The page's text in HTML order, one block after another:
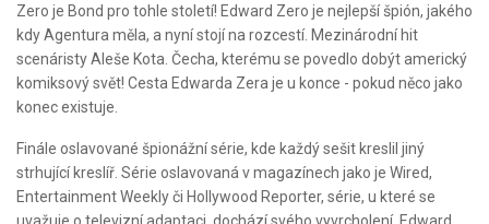
Zero je Bond pro tohle století! Edward Zero je nejlepší špión, jakého
kdy Agentura měla, a nyní stojí na rozcestí. Mezinárodní hit
scenáristy Aleše Kota. Čecha, kterému se povedlo dobýt americký
komiksový svět! Cesta Edwarda Zera je u konce - pokud něco jako
konec existuje.
Finále oslavované špionážní série, kde každý sešit kreslil jiný
strhující kreslíř. Série oslavovaná v magazínech jako je Wired,
Entertainment Weekly či Hollywood Reporter, série, u které se
uvažuje o televizní adaptaci, dochází svého vyvrcholení. Edward